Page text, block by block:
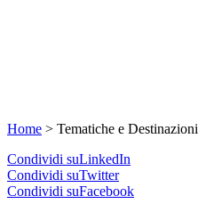
Home > Tematiche e Destinazioni
Condividi suLinkedIn
Condividi suTwitter
Condividi suFacebook